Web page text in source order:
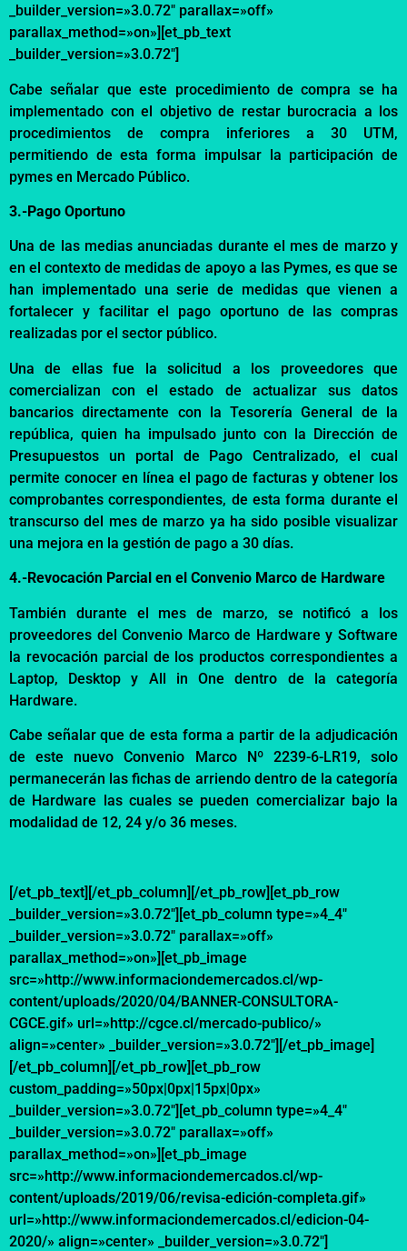
_builder_version=»3.0.72″ parallax=»off»
parallax_method=»on»][et_pb_text
_builder_version=»3.0.72″]
Cabe señalar que este procedimiento de compra se ha
implementado con el objetivo de restar burocracia a los
procedimientos de compra inferiores a 30 UTM,
permitiendo de esta forma impulsar la participación de
pymes en Mercado Público.
3.-Pago Oportuno
Una de las medias anunciadas durante el mes de marzo y
en el contexto de medidas de apoyo a l as Pymes, es quese
han implementado una serie de medidas que vienen a
fortalecer y facilitar el
pago oportuno de las compras
realizadas por el sector público.
Una de ellas fue la solicitud a los proveedores que
comercializan con el estado de actualizar sus datos
bancarios directamente con laTesorería General de la
república, quien ha impulsado junto con la Dirección de
Presupuestos un portal de Pago Centralizado, el cual
permite conocer en línea el pago de facturas y obtener los
comprobantes correspondientes, de esta forma durante el
transcurso del mes de marzo ya ha sido posible visualizar
una mejora en la gestión de pago a 30 días.
4.-Revocación Parcial en el Convenio Marco de Hardware
También durante el mes de marzo, se notificó a los
proveedores del Convenio Marco de Hardware y Software
la revocación parcial de los productos correspondientes a
Laptop, Desktop y All inOne dentro de lacategoría
Hardware.
Cabe señalar quede esta forma a partir de la adjudicación
de este nuevo Convenio Marco Nº2239-6-LR19, solo
permanecerán las fichas de arriendo dentro de la categoría
de Hardware las cuales se pueden comercializar bajo la
modalidad de 12, 24 y/o 36 meses.
[/et_pb_text][/et_pb_column][/et_pb_row][et_pb_row
_builder_version=»3.0.72″][et_pb_column type=»4_4″
_builder_version=»3.0.72″ parallax=»off»
parallax_method=»on»][et_pb_image
src=»http://www.informaciondemercados.cl/wp-
content/uploads/2020/04/BANNER-CONSULTORA-
CGCE.gif» url=»http://cgce.cl/mercado-publico/»
align=»center» _builder_version=»3.0.72″][/et_pb_image]
[/et_pb_column][/et_pb_row][et_pb_row
custom_padding=»50px|0px|15px|0px»
_builder_version=»3.0.72″][et_pb_column type=»4_4″
_builder_version=»3.0.72″ parallax=»off»
parallax_method=»on»][et_pb_image
src=»http://www.informaciondemercados.cl/wp-
content/uploads/2019/06/revisa-edición-completa.gif»
url=»http://www.informaciondemercados.cl/edicion-04-
2020/» align=»center» _builder_version=»3.0.72″]